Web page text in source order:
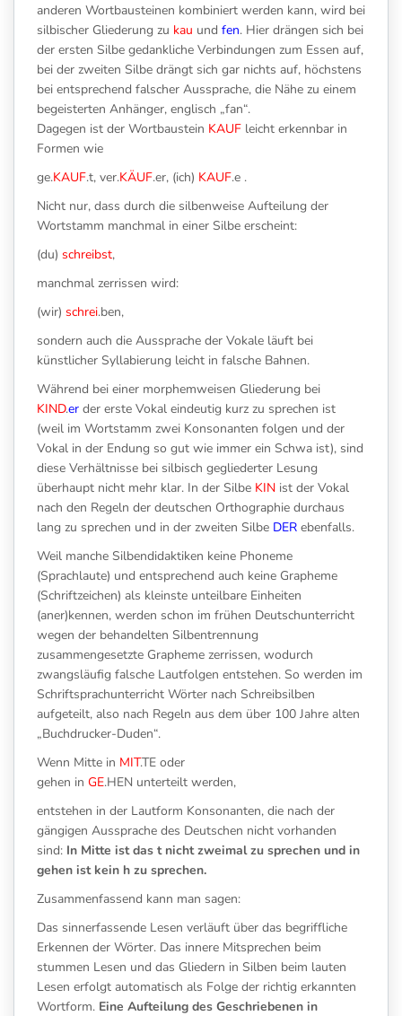
anderen Wortbausteinen kombiniert werden kann, wird bei
silbischer Gliederung zu kau und fen. Hier drängen sich bei
der ersten Silbe gedankliche Verbindungen zum Essen auf,
bei der zweiten Silbe drängt sich gar nichts auf, höchstens
bei entsprechend falscher Aussprache, die Nähe zu einem
begeisterten Anhänger, englisch „fan“.
Dagegen ist der Wortbaustein KAUF leicht erkennbar in
Formen wie
ge.KAUF.t, ver.KÄUF.er, (ich) KAUF.e .
Nicht nur, dass durch die silbenweise Aufteilung der
Wortstamm manchmal in einer Silbe erscheint:
(du) schreibst,
manchmal zerrissen wird:
(wir) schrei.ben,
sondern auch die Aussprache der Vokale läuft bei
künstlicher Syllabierung leicht in falsche Bahnen.
Während bei einer morphemweisen Gliederung bei
KIND.er der erste Vokal eindeutig kurz zu sprechen ist
(weil im Wortstamm zwei Konsonanten folgen und der
Vokal in der Endung so gut wie immer ein Schwa ist), sind
diese Verhältnisse bei silbisch gegliederter Lesung
überhaupt nicht mehr klar. In der Silbe KIN ist der Vokal
nach den Regeln der deutschen Orthographie durchaus
lang zu sprechen und in der zweiten Silbe DER ebenfalls.
Weil manche Silbendidaktiken keine Phoneme
(Sprachlaute) und entsprechend auch keine Grapheme
(Schriftzeichen) als kleinste unteilbare Einheiten
(aner)kennen, werden schon im frühen Deutschunterricht
wegen der behandelten Silbentrennung
zusammengesetzte Grapheme zerrissen, wodurch
zwangsläufig falsche Lautfolgen entstehen. So werden im
Schriftsprachunterricht Wörter nach Schreibsilben
aufgeteilt, also nach Regeln aus dem über 100 Jahre alten
„Buchdrucker-Duden“.
Wenn Mitte in MIT.TE oder
gehen in GE.HEN unterteilt werden,
entstehen in der Lautform Konsonanten, die nach der
gängigen Aussprache des Deutschen nicht vorhanden
sind: In Mitte ist das t nicht zweimal zu sprechen und in
gehen ist kein h zu sprechen.
Zusammenfassend kann man sagen:
Das sinnerfassende Lesen verläuft über das begriffliche
Erkennen der Wörter. Das innere Mitsprechen beim
stummen Lesen und das Gliedern in Silben beim lauten
Lesen erfolgt automatisch als Folge der richtig erkannten
Wortform. Eine Aufteilung des Geschriebenen in